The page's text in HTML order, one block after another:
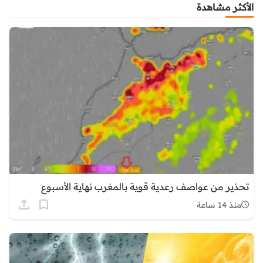
الأكثر مشاهدة
تحذير من عواصف رعدية قوية بالمغرب نهاية الأسبوع
منذ 14 ساعة